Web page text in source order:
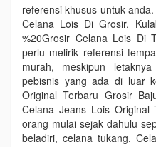
referensi khusus untuk
Celana Lois Di Grosir,
%20Grosir Celana Lois Di
perlu melirik referensi
murah, meskipun
pebisnis yang ada di luar
Original Terbaru Grosir
Celana Jeans Lois Original
orang mulai sejak dahulu
beladiri, celana tukang.